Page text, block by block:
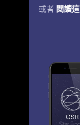
或者 閱讀